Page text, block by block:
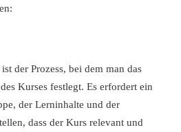
der Prozess, bei dem man das
Kurses festlegt. Es erfordert ein
, der Lerninhalte und der
dass der Kurs relevant und